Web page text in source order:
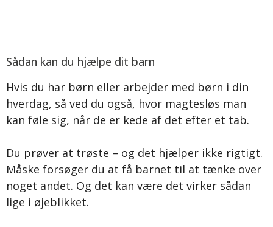
Sådan kan du hjælpe dit barn
Hvis du har børn eller arbejder med børn i din
hverdag, så ved du også, hvor magtesløs man
kan føle sig, når de er kede af det efter et tab.
Du prøver at trøste – og det hjælper ikke rigtigt.
Måske forsøger du at få barnet til at tænke over
noget andet. Og det kan være det virker sådan
lige i øjeblikket.